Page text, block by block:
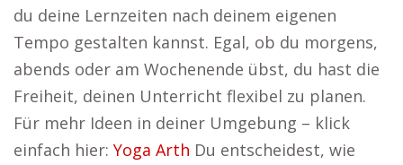
du deine Lernzeiten nach deinem eigenen
Tempo gestalten kannst. Egal, ob du morgens,
abends oder am Wochenende übst, du hast die
Freiheit, deinen Unterricht flexibel zu planen.
Für mehr Ideen in deiner Umgebung – klick
einfach hier: Yoga Arth Du entscheidest, wie